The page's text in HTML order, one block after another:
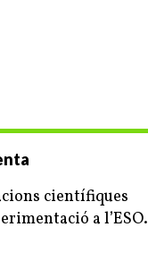
científiques
a l’ESO.